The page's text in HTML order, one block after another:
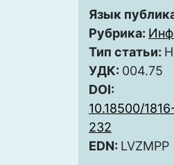
Язык
Рубрика:
Тип статьи:
УДК: 004.75
DOI:
10.18500/
232
EDN: LVZMPP